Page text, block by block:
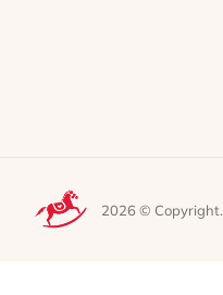
2026 © Copyright.